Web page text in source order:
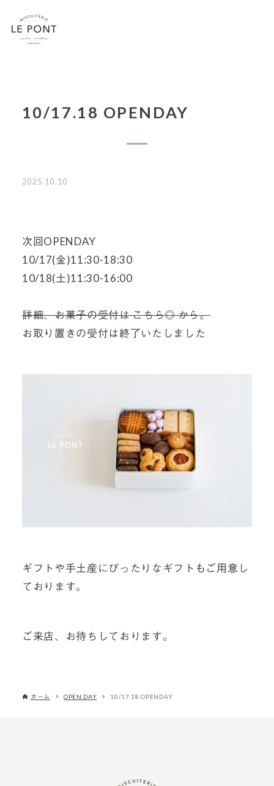
10/17.18 OPENDAY
2025.10.10
次回OPENDAY
10/17(金)11:30-18:30
10/18(土)11:30-16:00
詳細、お菓子の受付は こちら◎ から。
お取り置きの受付は終了いたしました
ギフトや手土産にぴったりなギフトもご用意し
ております。
ご来店、お待ちしております。
ホーム OPEN DAY 10/17.18 OPENDAY